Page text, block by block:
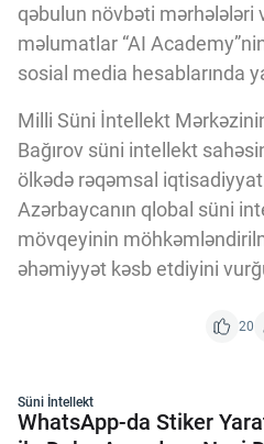
qəbulun növbəti mərhələləri
məlumatlar “AI
sosial media hesablarında
Milli Süni İntellekt
Bağırov süni intellekt
ölkədə rəqəmsal
Azərbaycanın qlobal süni
mövqeyinin
əhəmiyyət kəsb etdiyini
20
Süni İntellekt
WhatsApp-da Stiker